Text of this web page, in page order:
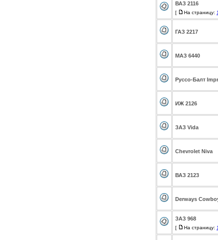
ВАЗ 2116
[ На страницу:
ГАЗ 2217
МАЗ 6440
Руссо-Балт
ИЖ 2126
ЗАЗ Vida
Chevrolet Niva
ВАЗ 2123
Derways
ЗАЗ 968
[ На страницу: